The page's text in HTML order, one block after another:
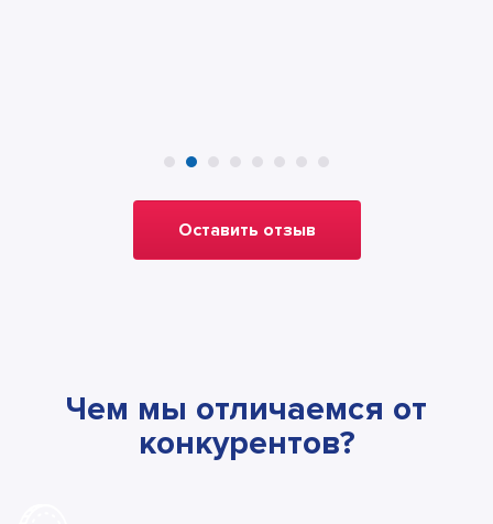
Оставить отзыв
Чем мы отличаемся от
конкурентов?